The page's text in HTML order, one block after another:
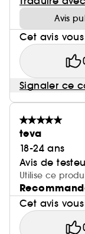
Avis
Cet avis
Signaler ce
teva
18-24 ans
Avis de
Utilise ce
Cet avis